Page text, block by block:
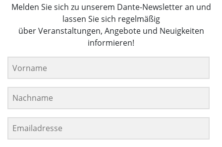
Melden Sie sich zu unserem Dante-Newsletter an und
lassen Sie sich regelmäßig
über Veranstaltungen, Angebote und Neuigkeiten
informieren!